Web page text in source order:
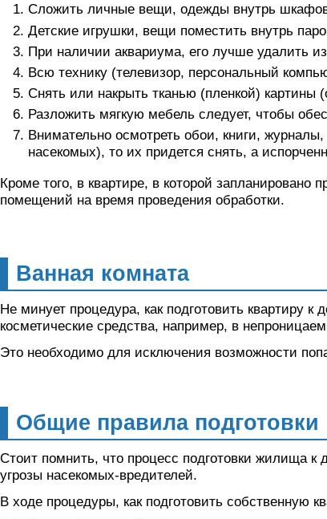
Сложить личные вещи, одежды внутрь
Детские игрушки, вещи поместить внутрь
При наличии аквариума, его лучше удалить
Всю технику (телевизор, персональный
Снять или накрыть тканью (пленкой)
Разложить мягкую мебель следует, чтобы
Внимательно осмотреть обои, книги,
насекомых), то их придется снять, а
Кроме того, в квартире, в которой
помещений на время проведения обработки.
Ванная комната
Не минует процедура, как подготовить квартиру
косметические средства, например, в
Это необходимо для исключения возможности
Общие правила подготовки
Стоит помнить, что процесс подготовки жилища к
угрозы насекомых-вредителей.
В ходе процедуры, как подготовить собственную